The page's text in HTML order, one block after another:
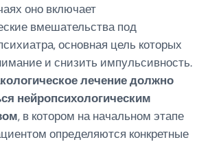
оно включает
вмешательства под
основная цель которых
и снизить импульсивность.
лечение должно
нейропсихологическим
, в котором на начальном этапе
определяются конкретные